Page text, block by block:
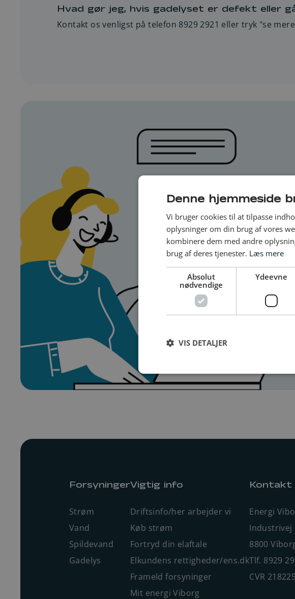
Ved udfald af hele veje/områder sker fejlretning snarest
Alvorlige fejl, der kan indebære en sikkerhedsmæssig
Hvad gør jeg, hvis gadelyset er defekt eller
Kontakt os venligst på telefon 8929 2921 eller tryk "se
Forsyninger
Strøm
Vand
Spildevand
Gadelys
Vigtig info
Driftsinfo/her arbejder vi
Køb strøm
Fortryd din elaftale
Elkundens rettigheder/ens.dk
Frameld forsyninger
Mit energi Viborg
Kontakt
Energi
Industrivej
8800
Tlf. 8929
CVR
Denne hjemmeside
Vi bruger cookies til at tilpasse
oplysninger om din brug af vores
kombinere dem med andre
brug af deres tjenester. Læs mere
Absolut
nødvendige
Ydeevne
VIS DETALJER